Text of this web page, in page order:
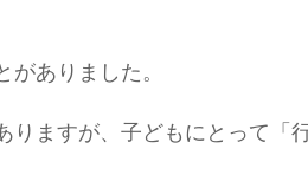
ありました。
ますが、子どもにとって「